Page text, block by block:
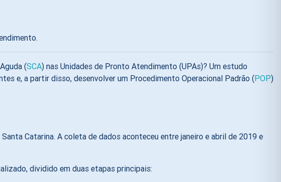
(SCA) nas Unidades de Pronto Atendimento (UPAs)? Um estudo
e, a partir disso, desenvolver um Procedimento Operacional Padrão (POP)
Catarina. A coleta de dados aconteceu entre janeiro e abril de 2019 e
dividido em duas etapas principais: